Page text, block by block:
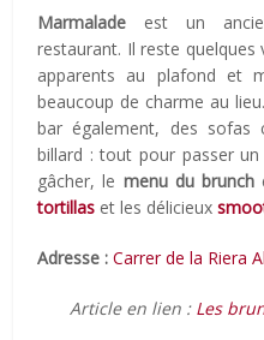
Marmalade est un
restaurant. Il reste quelques
apparents au plafond et
beaucoup de charme au
bar également, des sofas
billard : tout pour passer
gâcher, le menu du brunch
tortillas et les délicieux
Adresse : Carrer de la Riera
Article en lien : Les